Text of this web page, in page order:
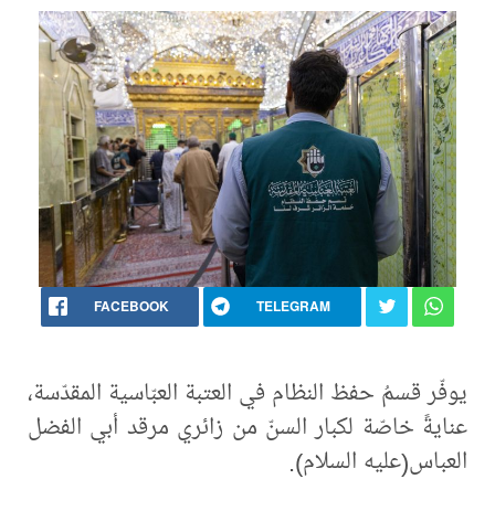
FACEBOOK TELEGRAM
يوفّر قسمُ حفظ النظام في العتبة العبّاسية المقدّسة،
عنايةً خاصّة لكبار السنّ من زائري مرقد أبي الفضل
العباس(عليه السلام).